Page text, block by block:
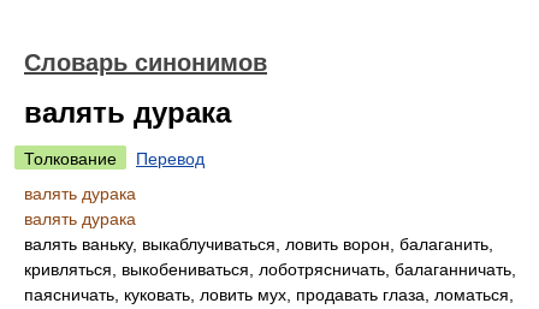
Словарь синонимов
валять дурака
Толкование
Перевод
валять дурака
валять дурака
валять ваньку, выкаблучиваться, ловить ворон, балаганить,
кривляться, выкобениваться, лоботрясничать, балаганничать,
паясничать, куковать, ловить мух, продавать глаза, ломаться,